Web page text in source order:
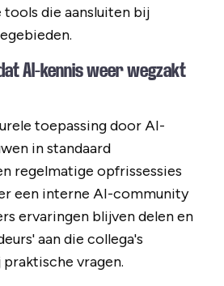
die aansluiten bij
AI-kennis weer wegzakt
toepassing door AI-
in standaard
regelmatige opfrissessies
een interne AI-community
ervaringen blijven delen en
aan die collega's
vragen.